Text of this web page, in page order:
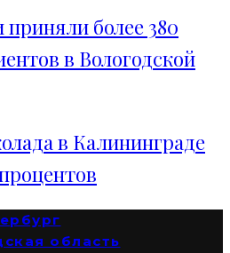
приняли более 380
в Вологодской
в Калининграде
область